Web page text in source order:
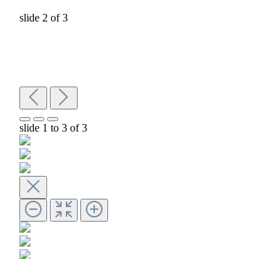
slide 2 of 3
slide 1 to 3 of 3